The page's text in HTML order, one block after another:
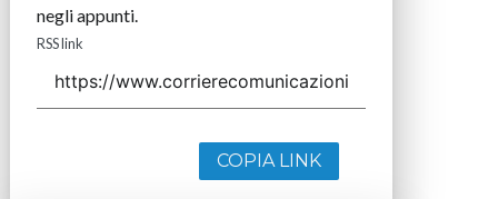
negli appunti.
RSS link
COPIA LINK